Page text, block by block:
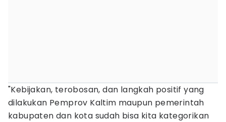
"Kebijakan, terobosan, dan langkah positif yang
dilakukan Pemprov Kaltim maupun pemerintah
kabupaten dan kota sudah bisa kita kategorikan